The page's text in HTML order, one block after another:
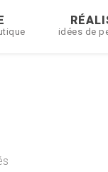
idées de